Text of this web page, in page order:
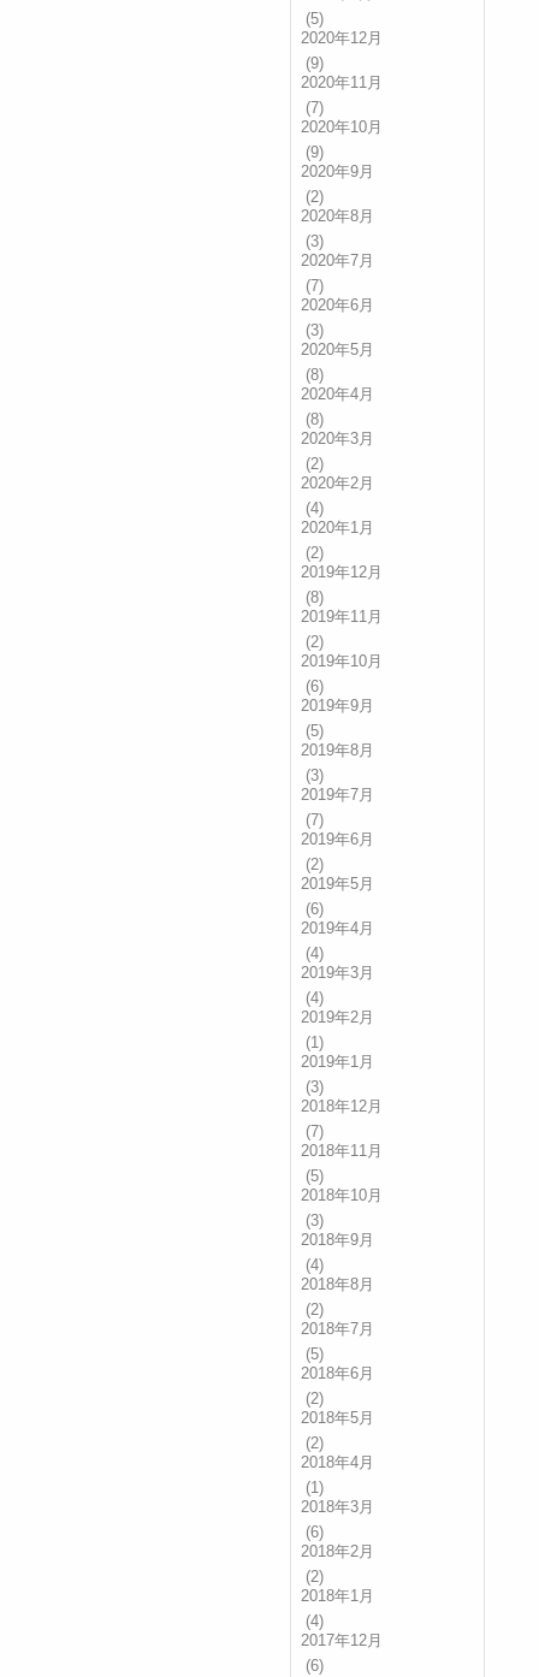
(5)
2020年12月
(9)
2020年11月
(7)
2020年10月
(9)
2020年9月
(2)
2020年8月
(3)
2020年7月
(7)
2020年6月
(3)
2020年5月
(8)
2020年4月
(8)
2020年3月
(2)
2020年2月
(4)
2020年1月
(2)
2019年12月
(8)
2019年11月
(2)
2019年10月
(6)
2019年9月
(5)
2019年8月
(3)
2019年7月
(7)
2019年6月
(2)
2019年5月
(6)
2019年4月
(4)
2019年3月
(4)
2019年2月
(1)
2019年1月
(3)
2018年12月
(7)
2018年11月
(5)
2018年10月
(3)
2018年9月
(4)
2018年8月
(2)
2018年7月
(5)
2018年6月
(2)
2018年5月
(2)
2018年4月
(1)
2018年3月
(6)
2018年2月
(2)
2018年1月
(4)
2017年12月
(6)